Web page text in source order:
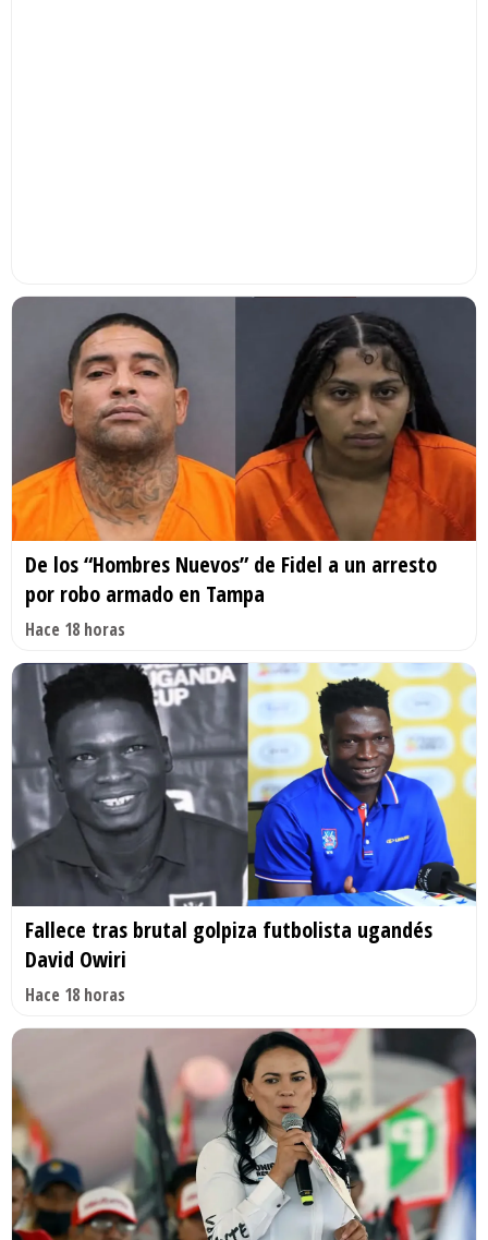
De los “Hombres Nuevos” de Fidel a un arresto
por robo armado en Tampa
Hace 18 horas
Fallece tras brutal golpiza futbolista ugandés
David Owiri
Hace 18 horas